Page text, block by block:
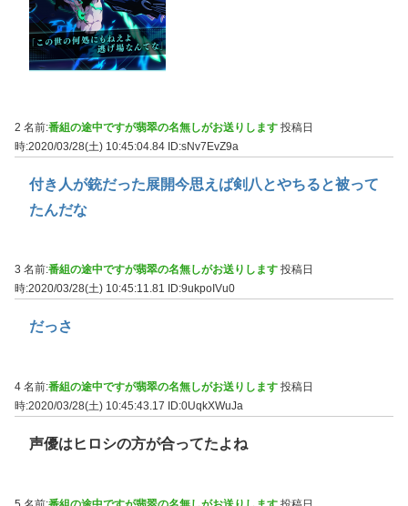
2 名前:番組の途中ですが翡翠の名無しがお送りします 投稿日
時:2020/03/28(土) 10:45:04.84 ID:sNv7EvZ9a
付き人が銃だった展開今思えば剣八とやちると被って
たんだな
3 名前:番組の途中ですが翡翠の名無しがお送りします 投稿日
時:2020/03/28(土) 10:45:11.81
ID:9ukpoIVu0
だっさ
4 名前:番組の途中ですが翡翠の名無しがお送りします 投稿日
時:2020/03/28(土) 10:45:43.17
ID:0UqkXWuJa
声優はヒロシの方が合ってたよね